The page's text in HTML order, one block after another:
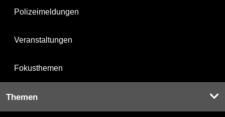
Polizeimeldungen
Veranstaltungen
Fokusthemen
Themen